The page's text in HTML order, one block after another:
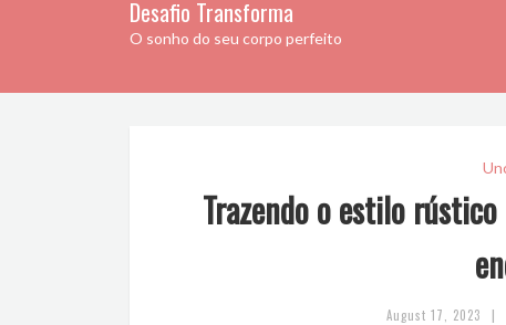
Desafio Transforma
O sonho do seu corpo perfeito
Trazendo o estilo
August 17, 2023 |